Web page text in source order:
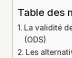
Table des
La validité
(ODS)
Les